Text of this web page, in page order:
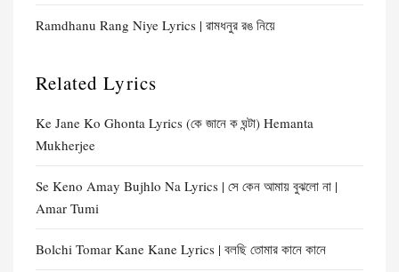
Ramdhanu Rang Niye Lyrics | রামধনুর রঙ নিয়ে
Related Lyrics
Ke Jane Ko Ghonta Lyrics (কে জানে ক ঘন্টা) Hemanta
Mukherjee
Se Keno Amay Bujhlo Na Lyrics | সে কেন আমায় বুঝলো না |
Amar Tumi
Bolchi Tomar Kane Kane Lyrics | বলছি তোমার কানে কানে